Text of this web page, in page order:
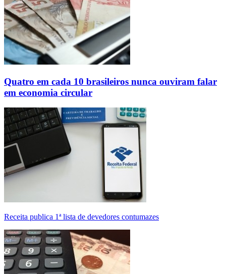
Quatro em cada 10 brasileiros nunca ouviram falar
em economia circular
Receita publica 1ª lista de devedores contumazes